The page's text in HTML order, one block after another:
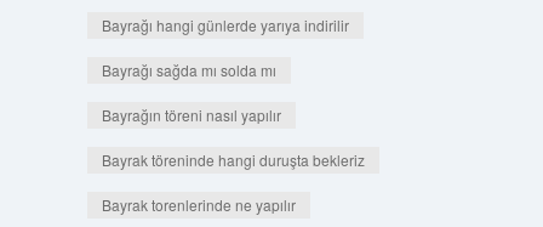
Bayrağı hangi günlerde yarıya indirilir
Bayrağı sağda mı solda mı
Bayrağın töreni nasıl yapılır
Bayrak töreninde hangi duruşta bekleriz
Bayrak torenlerinde ne yapılır